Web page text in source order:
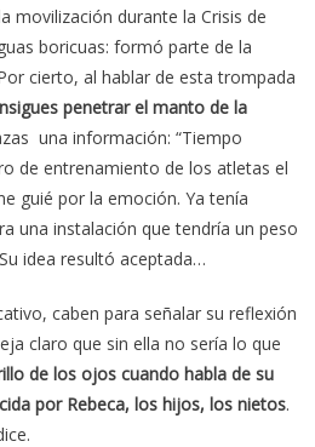
movilización durante la Crisis de
boricuas: formó parte de la
cierto, al hablar de esta trompada
penetrar el manto de la
una información: “Tiempo
de entrenamiento de los atletas el
guié por la emoción. Ya tenía
una instalación que tendría un peso
idea resultó aceptada…
caben para señalar su reflexión
claro que sin ella no sería lo que
de los ojos cuando habla de su
por Rebeca, los hijos, los nietos.